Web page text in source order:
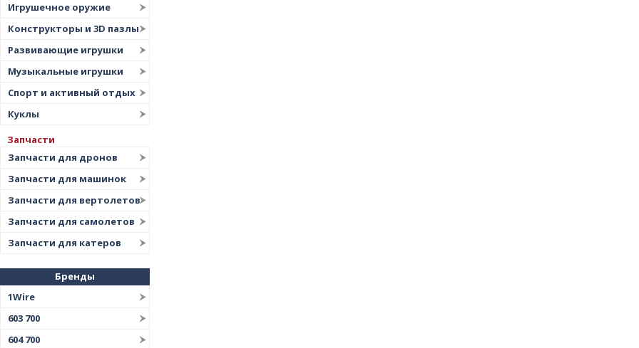
Игрушечное оружие
Конструкторы и 3D пазлы
Развивающие игрушки
Музыкальные игрушки
Спорт и активный отдых
Куклы
Запчасти
Запчасти для дронов
Запчасти для машинок
Запчасти для вертолетов
Запчасти для самолетов
Запчасти для катеров
Бренды
1Wire
603 700
604 700